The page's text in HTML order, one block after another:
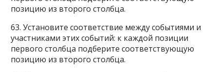
позицию из второго столбца.
63. Установите соответствие между событиями и
участниками этих событий: к каждой позиции
первого столбца подберите соответствующую
позицию из второго столбца.